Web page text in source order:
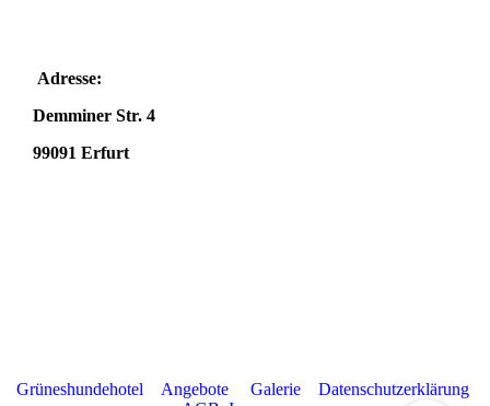
Adresse:
Demminer Str. 4
99091 Erfurt
Grüneshundehotel Angebote Galerie
Datenschutzerklärung